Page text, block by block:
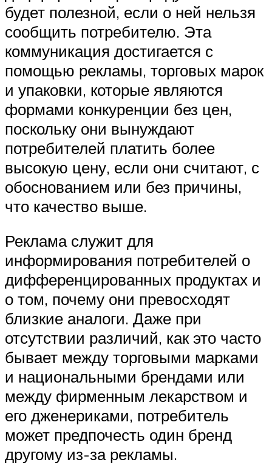
будет полезной, если о ней нельзя
сообщить потребителю. Эта
коммуникация достигается с
помощью рекламы, торговых марок
и упаковки, которые являются
формами конкуренции без цен,
поскольку они вынуждают
потребителей платить более
высокую цену, если они считают, с
обоснованием или без причины,
что качество выше.
Реклама служит для
информирования потребителей о
дифференцированных продуктах и ​​
о том, почему они превосходят
близкие аналоги. Даже при
отсутствии различий, как это часто
бывает между торговыми марками
и национальными брендами или
между фирменным лекарством и
его дженериками, потребитель
может предпочесть один бренд
другому из-за рекламы.